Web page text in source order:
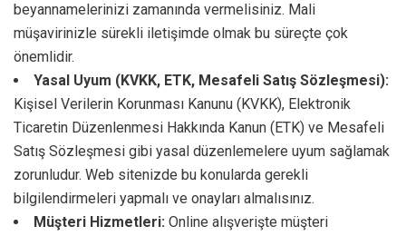
beyannamelerinizi zamanında vermelisiniz. Mali
müşavirinizle sürekli iletişimde olmak bu süreçte çok
önemlidir.
Yasal Uyum (KVKK, ETK, Mesafeli Satış Sözleşmesi):
Kişisel Verilerin Korunması Kanunu (KVKK), Elektronik
Ticaretin Düzenlenmesi Hakkında Kanun (ETK) ve Mesafeli
Satış Sözleşmesi gibi yasal düzenlemelere uyum sağlamak
zorunludur. Web sitenizde bu konularda gerekli
bilgilendirmeleri yapmalı ve onayları almalısınız.
Müşteri Hizmetleri: Online alışverişte müşteri